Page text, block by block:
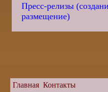
Пресс-релизы
размещение)
Главная Контакты